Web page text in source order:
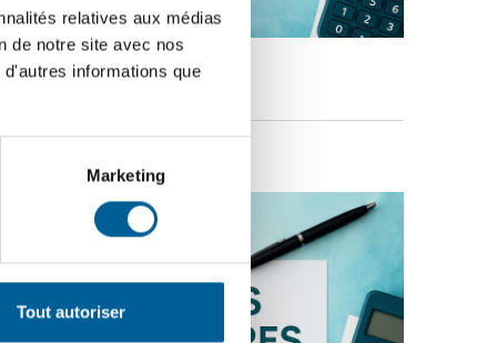
relatives aux médias
de notre site avec nos
informations que
Marketing
Tout autoriser